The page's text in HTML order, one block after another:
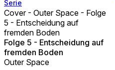
Serie
Cover - Outer Space - Folge
5 - Entscheidung auf
fremden Boden
Folge 5 - Entscheidung auf
fremden Boden
Outer Space